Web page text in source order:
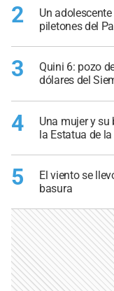
2
Un
piletones del
3
Quini 6: pozo
dólares del
4
Una mujer y su
la Estatua de
5
El viento se
basura